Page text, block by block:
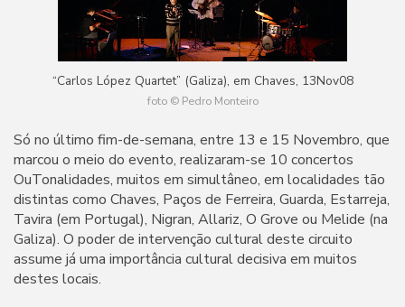
“Carlos López Quartet” (Galiza), em Chaves, 13Nov08
foto © Pedro Monteiro
Só no último fim-de-semana, entre 13 e 15 Novembro, que
marcou o meio do evento, realizaram-se 10 concertos
OuTonalidades, muitos em simultâneo, em localidades tão
distintas como Chaves, Paços de Ferreira, Guarda, Estarreja,
Tavira (em Portugal), Nigran, Allariz, O Grove ou Melide (na
Galiza). O poder de intervenção cultural deste circuito
assume já uma importância cultural decisiva em muitos
destes locais.